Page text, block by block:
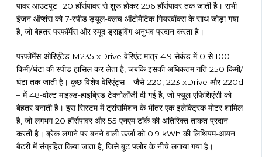
पावर आउटपुट 120 हॉर्सपावर से शुरू होकर 296 हॉर्सपावर तक जाती है। सभी
इंजन ऑप्शंस को 7-स्पीड ड्यूल-क्लच ऑटोमैटिक गियरबॉक्स के साथ जोड़ा गया
है, जो बेहतर परफॉर्मेंस और स्मूद ड्राइविंग अनुभव प्रदान करता है।
परफॉर्मेंस-ओरिएंटेड M235 xDrive वेरिएंट मात्र 4.9 सेकंड में 0 से 100
किमी/घंटा की स्पीड हासिल कर लेता है, जबकि इसकी अधिकतम गति 250 किमी/
घंटा तक जाती है। कुछ विशेष वेरिएंट्स – जैसे 220, 223 xDrive और 220d
– में 48-वोल्ट माइल्ड-हाइब्रिड टेक्नोलॉजी दी गई है, जो फ्यूल एफिशिएंसी को
बेहतर बनाती है। इस सिस्टम में ट्रांसमिशन के भीतर एक इलेक्ट्रिक मोटर शामिल
है, जो लगभग 20 हॉर्सपावर और 55 एनएम टॉर्क की अतिरिक्त ताकत प्रदान
करती है। ब्रेक लगाने पर बनने वाली ऊर्जा को 0.9 kWh की लिथियम-आयन
बैटरी में संग्रहित किया जाता है, जिसे बूट फ्लोर के नीचे लगाया गया है।